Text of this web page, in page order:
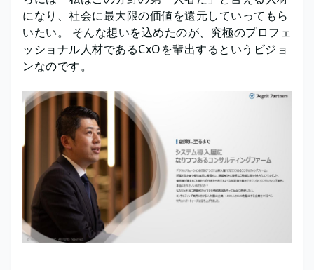
になり、社会に最大限の価値を還元していってもら
いたい。 そんな想いを込めたのが、究極のプロフェ
ッショナル人材であるCxOを輩出するというビジョ
ンなのです。